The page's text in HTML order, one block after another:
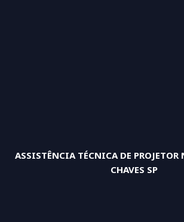
ASSISTÊNCIA TÉCNICA DE PROJETOR
CHAVES SP